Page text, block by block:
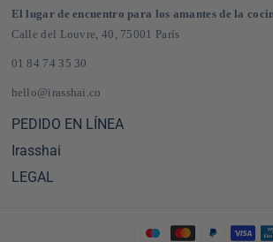
El lugar de encuentro para los amantes de la
Calle del Louvre, 40, 75001 París
01 84 74 35 30
hello@irasshai.co
PEDIDO EN LÍNEA
Centro de ayuda y preguntas frecuentes
Envíos y gastos de envío en Francia y Europa
Irasshai
Horario de la sede de la calle del Louvre, 40, París
LEGAL